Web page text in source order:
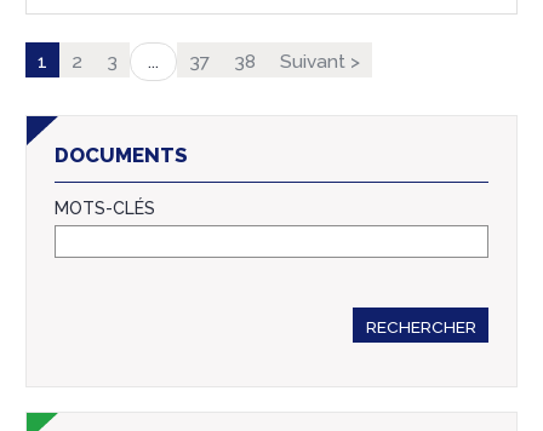
1 2 3 ... 37 38 Suivant >
DOCUMENTS
MOTS-CLÉS
RECHERCHER